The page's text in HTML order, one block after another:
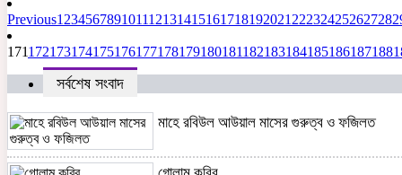
Previous1 23456789101112131415161718192021 22232425262728
171172173174175176177178179180181182183184185186187188
সর্বশেষ সংবাদ
মাহে রবিউল আউয়াল মাসের গুরুত্ব ও ফজিলত